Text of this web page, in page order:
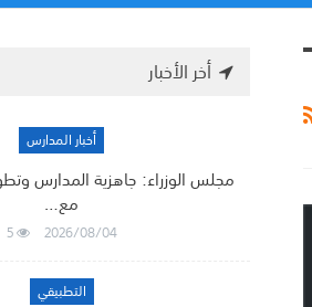
أخر الأخبار
أخبار المدارس
مجلس الوزراء: جاهزية المدارس
مع…
2026/08/04
5
التطبيقي